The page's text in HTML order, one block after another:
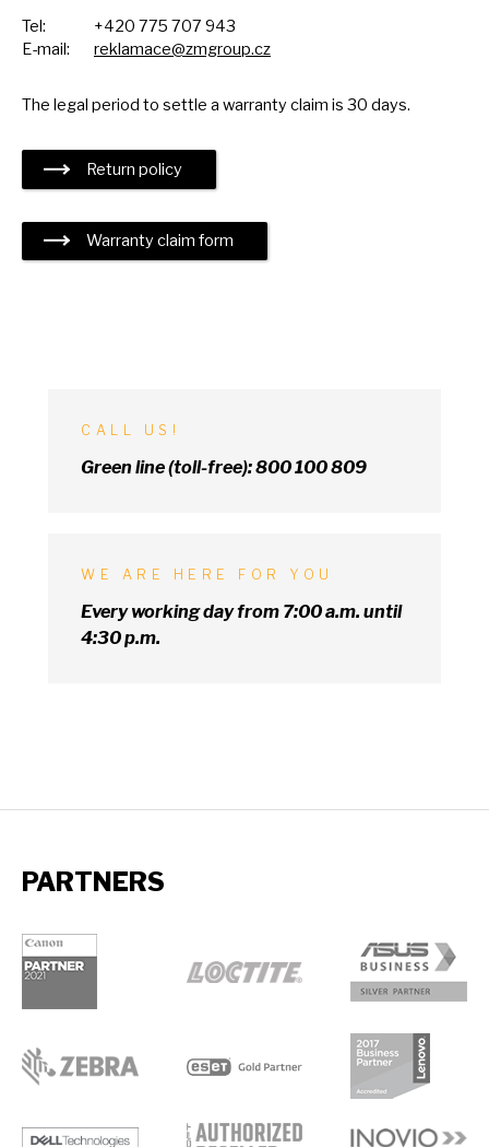
Tel:
+420 775 707 943
E-mail:
reklamace@zmgroup.cz
The legal period to settle a warranty claim is 30 days.
Return policy
Warranty claim form
CALL US!
Green line (toll-free):800 100 809
WE ARE HERE FOR YOU
Every working day from 7:00 a.m. until
4:30 p.m.
PARTNERS